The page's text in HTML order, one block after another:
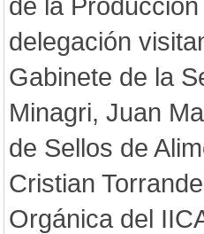
delegación
Gabinete de la
Minagri, Juan
de Sellos de
Cristian
Orgánica del